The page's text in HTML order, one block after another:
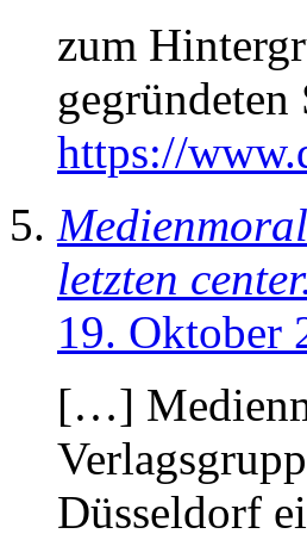
zum
gegründeten
https://
letzten
19. Oktober
[…]
Düsseldorf